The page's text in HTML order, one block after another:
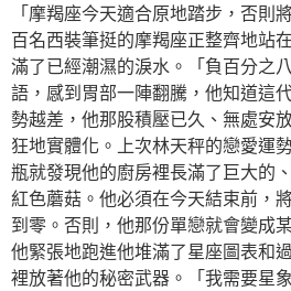
「摩羯座今天適合原地踏步，否則
百名西裝筆挺的摩羯座正整齊地站
滿了已經潮濕的淚水。「負百分之
語，感到胃部一陣翻騰，他知道這
勢越差，他那股積壓已久、無處安
狂地實體化。上次林天秤的戀愛運
瓶就發現他的廚房裡長滿了巨大的
紅色蘑菇。他必須在今天結束前，
到零。否則，他那份單戀就會變成
他緊張地跑進他堆滿了星座圖表和
裡放著他的秘密武器。「我需要星